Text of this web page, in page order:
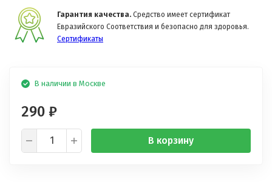
Гарантия качества. Средство имеет сертификат
Евразийского Соответствия и безопасно для здоровья.
Сертификаты
В наличии в Москве
290 ₽
В корзину